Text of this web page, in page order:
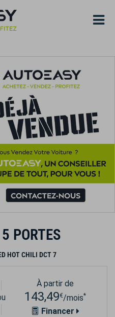
PORTES
HOT CHILI DCT 7
À partir de
143,49€/mois*
Financer